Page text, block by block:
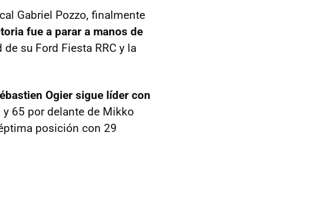
Gabriel Pozzo, finalmente
fue a parar a manos de
su Ford Fiesta RRC y la
Ogier sigue líder con
y 65 por delante de Mikko
posición con 29